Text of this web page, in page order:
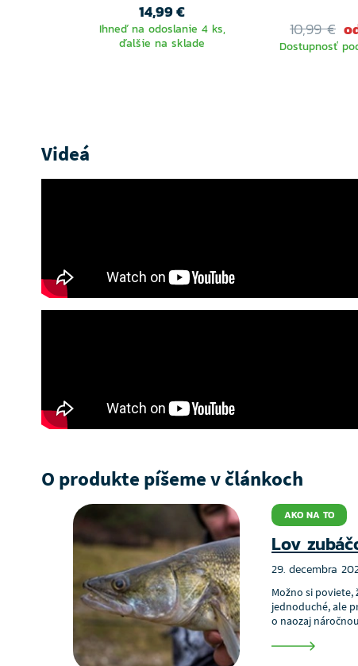
14,99 €
Ihneď na odoslanie 4 ks,
ďalšie na sklade
10,99 €
Dostupnosť
Videá
O produkte píšeme v článkoch
AKO NA TO
Lov
29. decembra
Možno si
jednoduché, ale
o naozaj